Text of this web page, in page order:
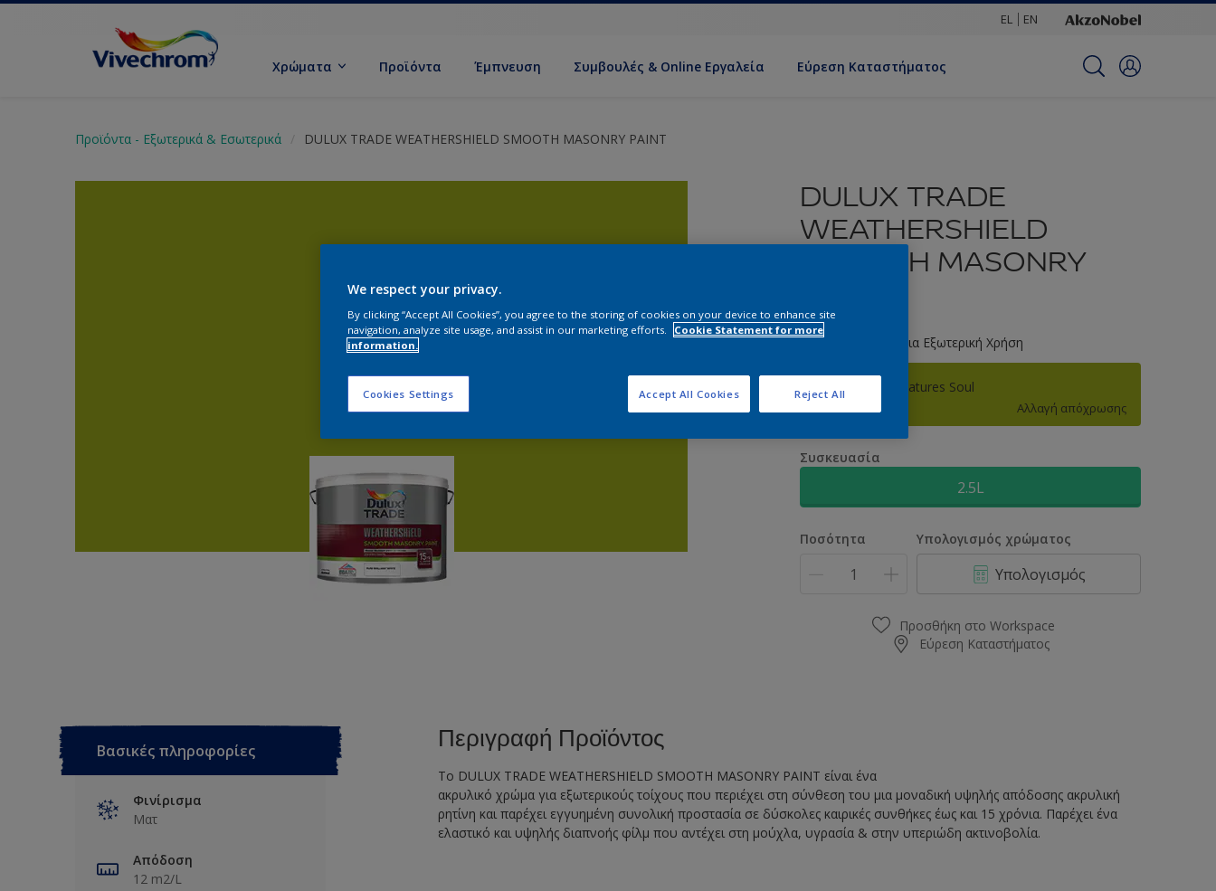
EL EN
Χρώματα Προϊόντα Έμπνευση Συμβουλές & Online Εργαλεία Εύρεση Καταστήματος
Προϊόντα - Εξωτερικά & Εσωτερικά DULUX TRADE WEATHERSHIELD SMOOTH MASONRY PAINT
DULUX TRADE
WEATHERSHIELD
SMOOTH MASONRY
Ακρυλικό Χρώμα για Εξωτερική Χρήση
91YY 40/628 Natures Soul
Αλλαγή απόχρωσης
Συσκευασία
2.5L
Ποσότητα Υπολογισμός χρώματος
Υπολογισμός
Προσθήκη στο Workspace
Εύρεση Καταστήματος
Βασικές πληροφορίες
Φινίρισμα
Ματ
Απόδοση
12 m2/L
Περιγραφή Προϊόντος
Το DULUX TRADE WEATHERSHIELD SMOOTH MASONRY PAINT είναι ένα
ακρυλικό χρώμα για εξωτερικούς τοίχους που περιέχει στη σύνθεση του μια μοναδική υψηλής απόδοσης ακρυλική
ρητίνη και παρέχει εγγυημένη συνολική προστασία σε δύσκολες καιρικές συνθήκες έως και 15 χρόνια. Παρέχει ένα
ελαστικό και υψηλής διαπνοής φίλμ που αντέχει στη μούχλα, υγρασία & στην υπεριώδη ακτινοβολία.
We respect your privacy.
By clicking “Accept All Cookies”, you agree to the storing of cookies on your device to enhance site
navigation, analyze site usage, and assist in our marketing efforts.
Cookie Statement for more
information.
Cookies Settings Reject All
Accept All Cookies